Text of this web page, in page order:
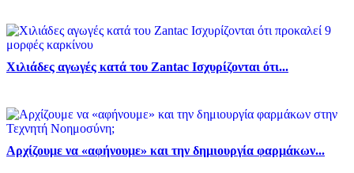
Χιλιάδες αγωγές κατά του Zantac Ισχυρίζονται ότι...
Αρχίζουμε να «αφήνουμε» και την δημιουργία φαρμάκων...